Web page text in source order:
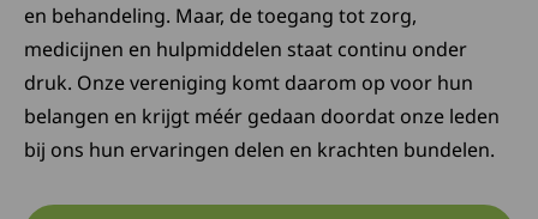
en behandeling. Maar, de toegang tot zorg,
medicijnen en hulpmiddelen staat continu onder
druk. Onze vereniging komt daarom op voor hun
belangen en krijgt méér gedaan doordat onze leden
bij ons hun ervaringen delen en krachten bundelen.